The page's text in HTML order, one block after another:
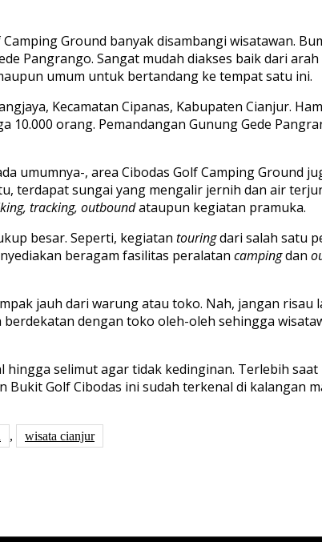
Ground banyak disambangi wisatawan.
Pangrango. Sangat mudah diakses baik dari
umum untuk bertandang ke tempat satu ini.
Kecamatan Cipanas, Kabupaten Cianjur.
orang. Pemandangan Gunung Gede
umumnya-, area Cibodas Golf Camping Ground
terdapat sungai yang mengalir jernih dan air
tracking, outboundataupun kegiatan pramuka.
besar. Seperti, kegiatan touringdari salah satu
beragam fasilitas peralatan campingdan
jauh dari warung atau toko. Nah, jangan risau
dengan toko oleh-oleh sehingga
selimut agar tidak kedinginan. Terlebih
Golf Cibodas ini sudah terkenal di kalangan
,
wisata cianjur